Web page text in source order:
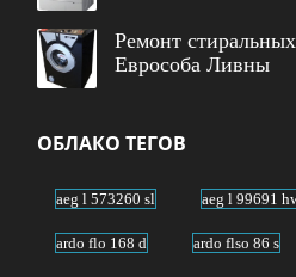
Ремонт
Еврособа Ливны
ОБЛАКО ТЕГОВ
aeg l 573260 sl aeg l 99691
ardo flo 168 d ardo flso 86 s